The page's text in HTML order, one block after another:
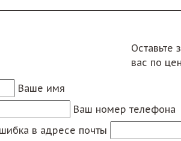
Оставьте
вас по
Ваше имя
Ваш номер телефона
в адресе почты